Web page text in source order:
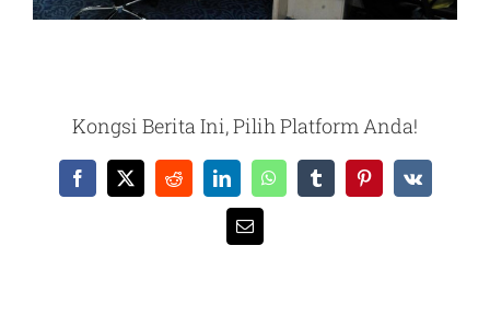
Kongsi Berita Ini, Pilih Platform Anda!
Facebook
X RedditLinkedInWhatsAppTumblrPinterest
Vk
Email